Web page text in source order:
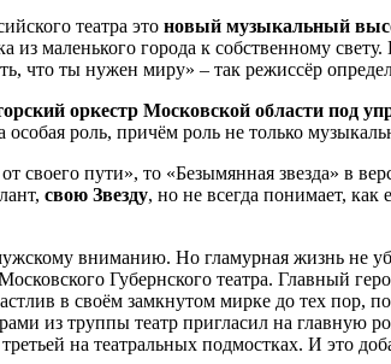
театра это новый музыкальный
маленького города к собственному
что ты нужен миру» – так режиссёр
оркестр Московской области под
особая роль, причём роль не только
пути», то «Безымянная звезда» в
свою Звезду, но не всегда понимает,
вниманию. Но гламурная жизнь не
Губернского театра. Главный
в своём замкнутом мирке до тех пор,
из труппы театр пригласил на главную
третьей на театральных подмостках. И это